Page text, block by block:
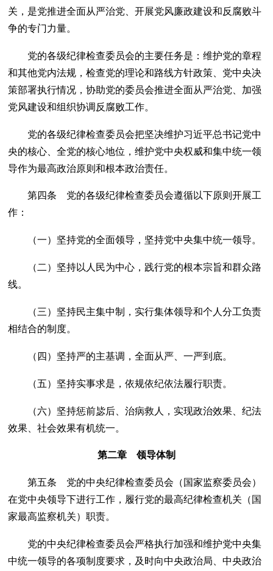
关，是党推进全面从严治党、开展党风廉政建设和反腐败斗
争的专门力量。
党的各级纪律检查委员会的主要任务是：维护党的章程
和其他党内法规，检查党的理论和路线方针政策、党中央决
策部署执行情况，协助党的委员会推进全面从严治党、加强
党风建设和组织协调反腐败工作。
党的各级纪律检查委员会把坚决维护习近平总书记党中
央的核心、全党的核心地位，维护党中央权威和集中统一领
导作为最高政治原则和根本政治责任。
第四条 党的各级纪律检查委员会遵循以下原则开展工
作：
（一）坚持党的全面领导，坚持党中央集中统一领导。
（二）坚持以人民为中心，践行党的根本宗旨和群众路
线。
（三）坚持民主集中制，实行集体领导和个人分工负责
相结合的制度。
（四）坚持严的主基调，全面从严、一严到底。
（五）坚持实事求是，依规依纪依法履行职责。
（六）坚持惩前毖后、治病救人，实现政治效果、纪法
效果、社会效果有机统一。
第二章 领导体制
第五条 党的中央纪律检查委员会（国家监察委员会）
在党中央领导下进行工作，履行党的最高纪律检查机关（国
家最高监察机关）职责。
党的中央纪律检查委员会严格执行加强和维护党中央集
中统一领导的各项制度要求，及时向中央政治局、中央政治